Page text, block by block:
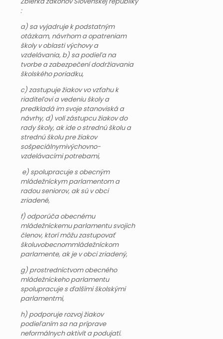
:
a) sa vyjadruje k podstatným
otázkam, návrhom a opatreniam
školy v oblasti výchovy a
vzdelávania, b) sa podieľa na
tvorbe a zabezpečení dodržiavania
školského poriadku,
c) zastupuje žiakov vo vzťahu k
riaditeľovi a vedeniu školy a
predkladá im svoje stanoviská a
návrhy, d) volí zástupcu žiakov do
rady školy, ak ide o strednú školu a
strednú školu pre žiakov
sošpeciálnymivýchovno-
vzdelávacími potrebami,
e) spolupracuje s obecným
mládežníckym parlamentom a
radou seniorov, ak sú v obci
zriadené,
f) odporúča obecnému
mládežníckemu parlamentu svojich
členov, ktorí môžu zastupovať
školuvobecnommládežníckom
parlamente, ak je v obci zriadený,
g) prostredníctvom obecného
mládežníckeho parlamentu
spolupracuje s ďalšími školskými
parlamentmi,
h) podporuje rozvoj žiakov
podieľaním sa na príprave
neformálnych aktivít a podujatí.